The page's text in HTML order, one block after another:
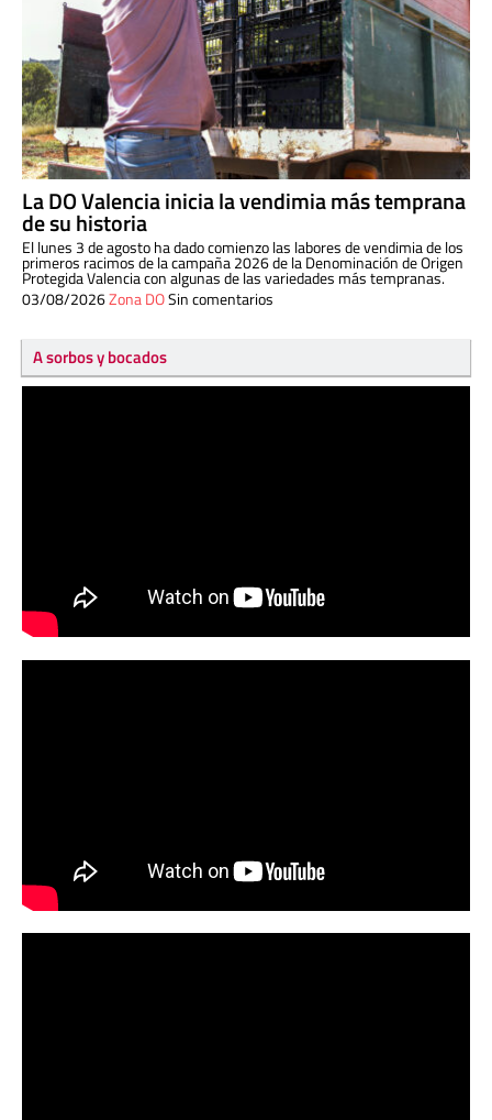
La DO Valencia inicia la vendimia más temprana
de su historia
El lunes 3 de agosto ha dado comienzo las labores de vendimia de los
primeros racimos de la campaña 2026 de la Denominación de Origen
Protegida Valencia con algunas de las variedades más tempranas.
03/08/2026Zona DOSin comentarios
A sorbos y bocados